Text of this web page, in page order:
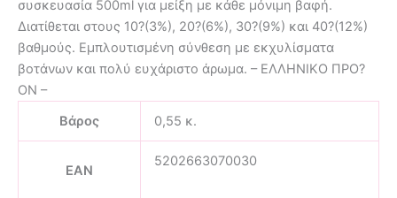
συσκευασία 500ml για μείξη με κάθε μόνιμη βαφή.
Διατίθεται στους 10?(3%), 20?(6%), 30?(9%) και 40?(12%)
βαθμούς. Εμπλουτισμένη σύνθεση με εκχυλίσματα
βοτάνων και πολύ ευχάριστο άρωμα. – ΕΛΛΗΝΙΚΟ ΠΡΟ?
ΟΝ –
Βάρος
0,55 κ.
EAN
5202663070030